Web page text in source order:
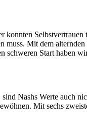
Mit dem
Start haben
Nashs Werte auch
Mit sechs